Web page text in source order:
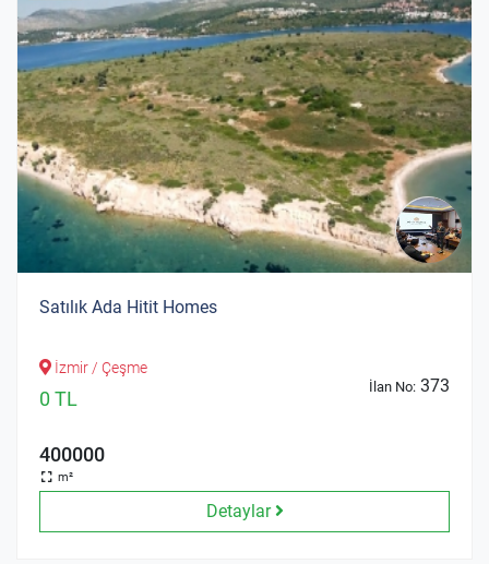
Satılık Ada Hitit Homes
İzmir / Çeşme
0 TL
İlan No: 373
400000
m²
Detaylar